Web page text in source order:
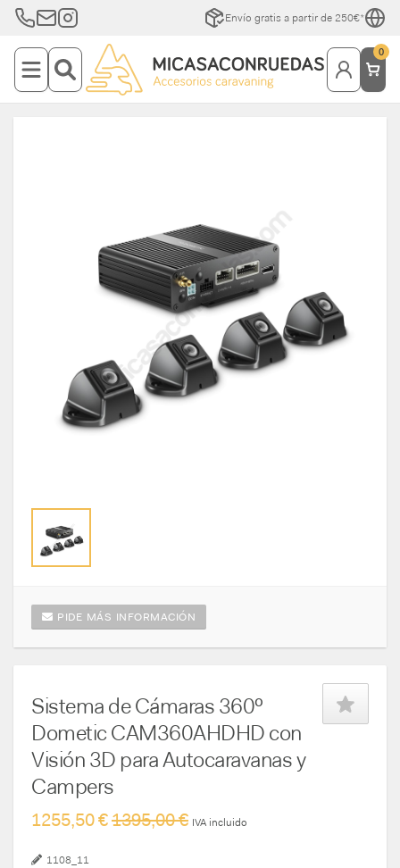
Envío gratis a partir de 250€*
0
PIDE MÁS INFORMACIÓN
Sistema de Cámaras 360º
Dometic CAM360AHDHD con
Visión 3D para Autocaravanas y
Campers
1255,50 €1395,00 € IVA incluido
1108_11